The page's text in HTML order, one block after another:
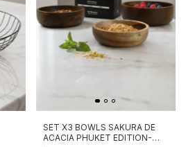
SET X3 BOWLS SAKURA DE
ACACIA PHUKET EDITION-